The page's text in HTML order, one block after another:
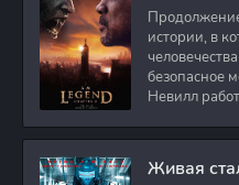
истории, в
безопасное
Невилл
Живая